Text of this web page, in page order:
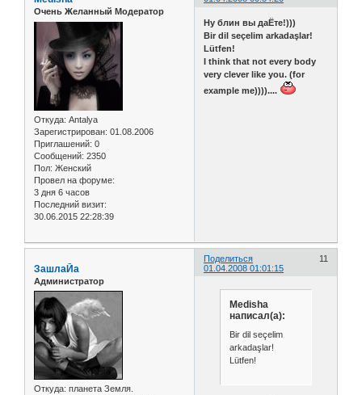
Очень Желанный Модератор
Откуда: Antalya
Зарегистрирован: 01.08.2006
Приглашений: 0
Сообщений: 2350
Пол: Женский
Провел на форуме:
3 дня 6 часов
Последний визит:
30.06.2015 22:28:39
Ну блин вы даЁте!)))
Bir dil seçelim arkadaşlar!
Lütfen!
I think that not every body
very clever like you. (for
example me))))....
Поделиться
11
01.04.2008 01:01:15
ЗашлаЙа
Администратор
Откуда: планета Земля.
Medisha
написал(а):
Bir dil seçelim
arkadaşlar!
Lütfen!